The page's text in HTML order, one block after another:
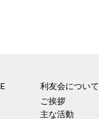
利友会について
ご挨拶
主な活動